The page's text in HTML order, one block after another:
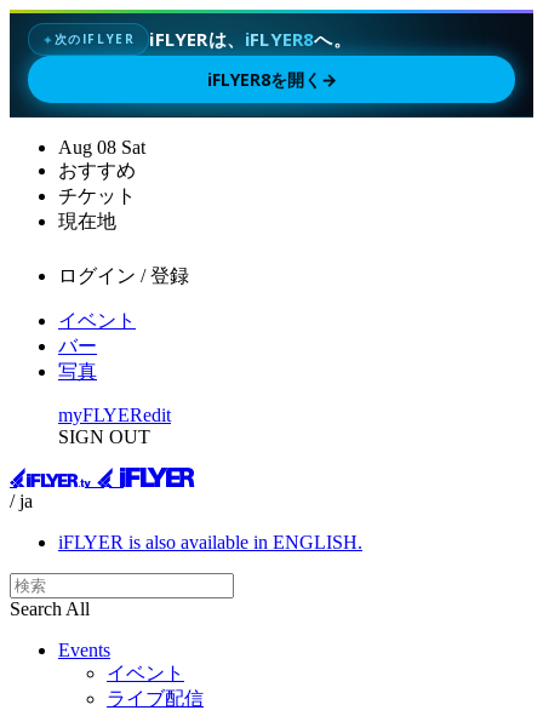
✦次のIFLYER iFLYERは、 iFLYER8へ。
iFLYER8を開く →
Aug 08 Sat
おすすめ
チケット
現在地
ログイン / 登録
イベント
バー
写真
myFLYERedit
SIGN OUT
/ ja
iFLYER is also available in ENGLISH.
Search All
Events
イベント
ライブ配信